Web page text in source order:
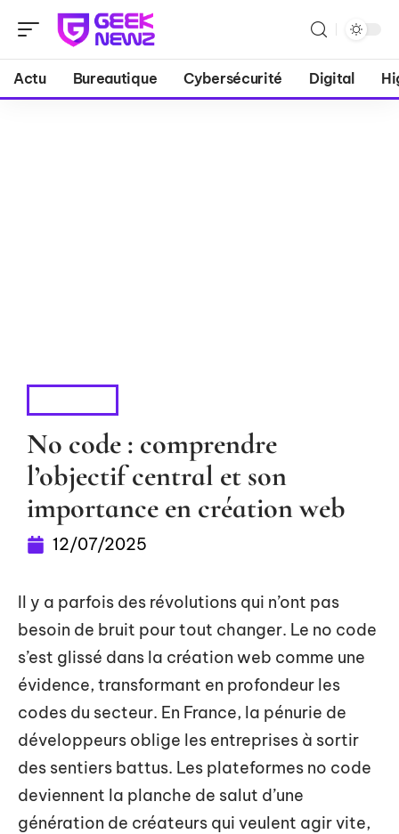
Actu Bureautique Cybersécurité Digital
No code : comprendre
l’objectif central et son
importance en création web
12/07/2025
Il y a parfois des révolutions qui n’ont pas
besoin de bruit pour tout changer. Le no code
s’est glissé dans la création web comme une
évidence, transformant en profondeur les
codes du secteur. En France, la pénurie de
développeurs oblige les entreprises à sortir
des sentiers battus. Les plateformes no code
deviennent la planche de salut d’une
génération de créateurs qui veulent agir vite,